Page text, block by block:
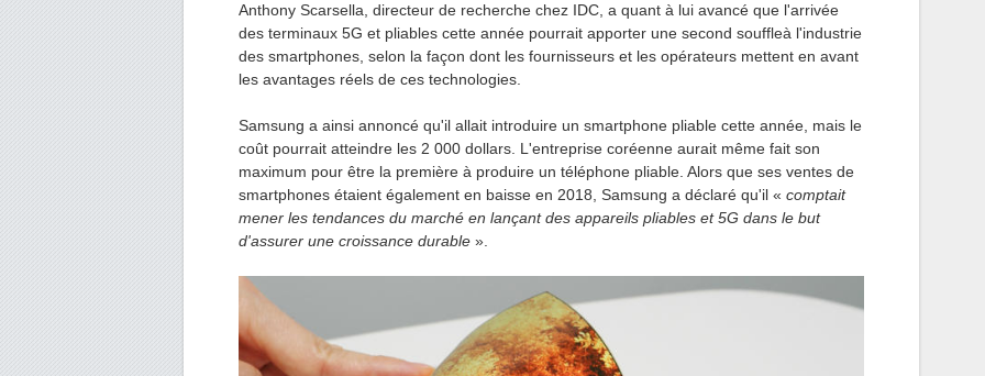
Anthony Scarsella, directeur de recherche chez IDC, a quant à lui avancé que l'arrivée
des terminaux 5G et pliables cette année pourrait apporter une second souffleà l'industrie
des smartphones, selon la façon dont les fournisseurs et les opérateurs mettent en avant
les avantages réels de ces technologies.
Samsung a ainsi annoncé qu'il allait introduire un smartphone pliable cette année, mais le
coût pourrait atteindre les 2 000 dollars. L'entreprise coréenne aurait même fait son
maximum pour être la première à produire un téléphone pliable. Alors que ses ventes de
smartphones étaient également en baisse en 2018, Samsung a déclaré qu'il « comptait
mener les tendances du marché en lançant des appareils pliables et 5G dans le but
d'assurer une croissance durable ».